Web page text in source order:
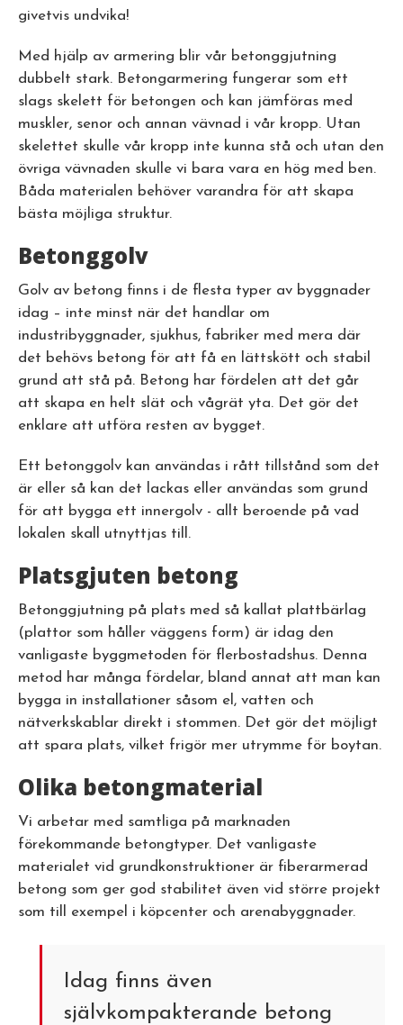
givetvis undvika!
Med hjälp av armering blir vår betonggjutning
dubbelt stark. Betongarmering fungerar som ett
slags skelett för betongen och kan jämföras med
muskler, senor och annan vävnad i vår kropp. Utan
skelettet skulle vår kropp inte kunna stå och utan den
övriga vävnaden skulle vi bara vara en hög med ben.
Båda materialen behöver varandra för att skapa
bästa möjliga struktur.
Betonggolv
Golv av betong finns i de flesta typer av byggnader
idag – inte minst när det handlar om
industribyggnader, sjukhus, fabriker med mera där
det behövs betong för att få en lättskött och stabil
grund att stå på. Betong har fördelen att det går
att skapa en helt slät och vågrät yta. Det gör det
enklare att utföra resten av bygget.
Ett betonggolv kan användas i rått tillstånd som det
är eller så kan det lackas eller användas som grund
för att bygga ett innergolv - allt beroende på vad
lokalen skall utnyttjas till.
Platsgjuten betong
Betonggjutning på plats med så kallat plattbärlag
(plattor som håller väggens form) är idag den
vanligaste byggmetoden för flerbostadshus. Denna
metod har många fördelar, bland annat att man kan
bygga in installationer såsom el, vatten och
nätverkskablar direkt i stommen. Det gör det möjligt
att spara plats, vilket frigör mer utrymme för boytan.
Olika betongmaterial
Vi arbetar med samtliga på marknaden
förekommande betongtyper. Det vanligaste
materialet vid grundkonstruktioner är fiberarmerad
betong som ger god stabilitet även vid större projekt
som till exempel i köpcenter och arenabyggnader.
Idag finns även
självkompakterande betong